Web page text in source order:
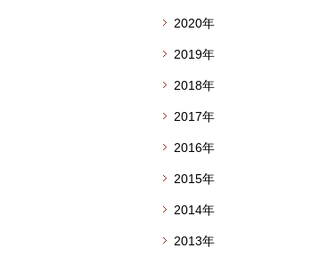
2020年
2019年
2018年
2017年
2016年
2015年
2014年
2013年